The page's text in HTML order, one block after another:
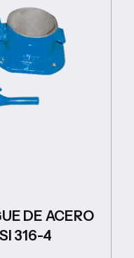
DE ACERO
316-4